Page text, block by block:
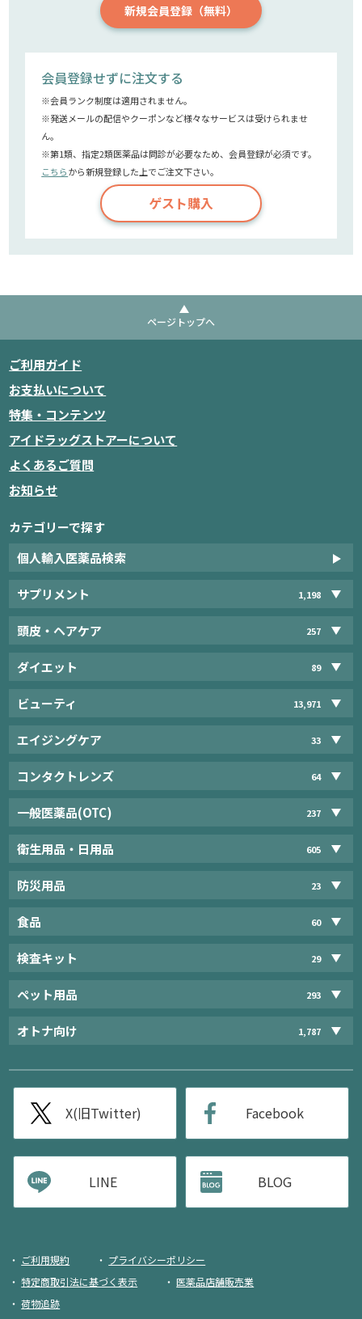
新規会員登録（無料）
会員登録せずに注文する
※会員ランク制度は適用されません。
※発送メールの配信やクーポンなど様々なサービスは受けられませ
ん。
※第1類、指定2類医薬品は問診が必要なため、会員登録が必須です。
こちらから新規登録した上でご注文下さい。
ゲスト購入
ページトップへ
ご利用ガイド
お支払いについて
特集・コンテンツ
アイドラッグストアーについて
よくあるご質問
お知らせ
カテゴリーで探す
個人輸入医薬品検索
サプリメント 1,198
頭皮・ヘアケア 257
ダイエット 89
ビューティ 13,971
エイジングケア 33
コンタクトレンズ 64
一般医薬品(OTC) 237
衛生用品・日用品 605
防災用品 23
食品 60
検査キット 29
ペット用品 293
オトナ向け 1,787
X(旧Twitter) Facebook
LINE BLOG
ご利用規約
プライバシーポリシー
特定商取引法に基づく表示
医薬品店舗販売業
荷物追跡